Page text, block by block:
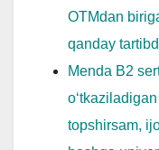
OTMdan
qanday
Menda B2
topshirsam,